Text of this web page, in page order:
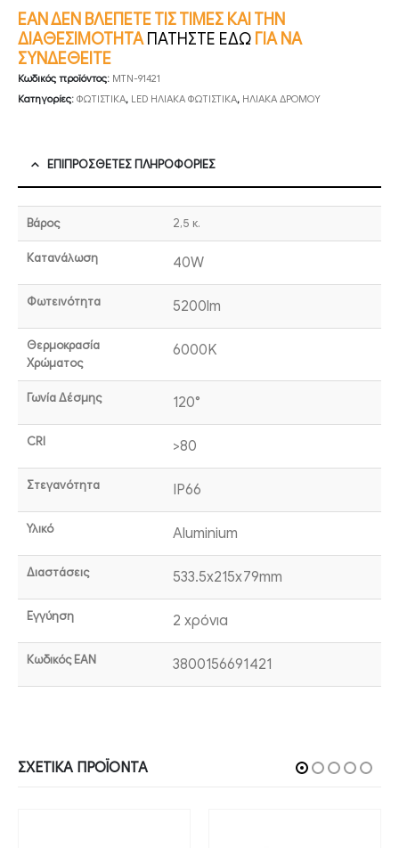
ΕΑΝ ΔΕΝ ΒΛΕΠΕΤΕ ΤΙΣ ΤΙΜΕΣ ΚΑΙ ΤΗΝ
ΔΙΑΘΕΣΙΜΟΤΗΤΑ ΠΑΤΗΣΤΕ ΕΔΩ ΓΙΑ ΝΑ
ΣΥΝΔΕΘΕΙΤΕ
Κωδικός προϊόντος: MTN-91421
Κατηγορίες: ΦΩΤΙΣΤΙΚΑ, LED ΗΛΙΑΚΑ ΦΩΤΙΣΤΙΚΑ, ΗΛΙΑΚΑ ΔΡΟΜΟΥ
ΕΠΙΠΡΌΣΘΕΤΕΣ ΠΛΗΡΟΦΟΡΊΕΣ
Βάρος 2,5 κ.
Κατανάλωση 40W
Φωτεινότητα 5200lm
Θερμοκρασία
Χρώματος
6000K
Γωνία Δέσμης 120°
CRI >80
Στεγανότητα IP66
Υλικό Aluminium
Διαστάσεις 533.5x215x79mm
Εγγύηση 2 χρόνια
Κωδικός EAN 3800156691421
ΣΧΕΤΙΚΆ ΠΡΟΪΌΝΤΑ